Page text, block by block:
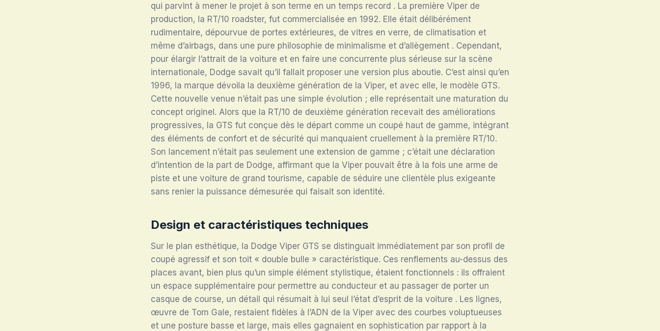
qui parvint à mener le projet à son terme en un temps record . La première Viper de
production, la RT/10 roadster, fut commercialisée en 1992. Elle était délibérément
rudimentaire, dépourvue de portes extérieures, de vitres en verre, de climatisation et
même d’airbags, dans une pure philosophie de minimalisme et d’allègement . Cependant,
pour élargir l’attrait de la voiture et en faire une concurrente plus sérieuse sur la scène
internationale, Dodge savait qu’il fallait proposer une version plus aboutie. C’est ainsi qu’en
1996, la marque dévoila la deuxième génération de la Viper, et avec elle, le modèle GTS.
Cette nouvelle venue n’était pas une simple évolution ; elle représentait une maturation du
concept originel. Alors que la RT/10 de deuxième génération recevait des améliorations
progressives, la GTS fut conçue dès le départ comme un coupé haut de gamme, intégrant
des éléments de confort et de sécurité qui manquaient cruellement à la première RT/10.
Son lancement n’était pas seulement une extension de gamme ; c’était une déclaration
d’intention de la part de Dodge, affirmant que la Viper pouvait être à la fois une arme de
piste et une voiture de grand tourisme, capable de séduire une clientèle plus exigeante
sans renier la puissance démesurée qui faisait son identité.
Design et caractéristiques techniques
Sur le plan esthétique, la Dodge Viper GTS se distinguait immédiatement par son profil de
coupé agressif et son toit « double bulle » caractéristique. Ces renflements au-dessus des
places avant, bien plus qu’un simple élément stylistique, étaient fonctionnels : ils offraient
un espace supplémentaire pour permettre au conducteur et au passager de porter un
casque de course, un détail qui résumait à lui seul l’état d’esprit de la voiture . Les lignes,
œuvre de Tom Gale, restaient fidèles à l’ADN de la Viper avec des courbes voluptueuses
et une posture basse et large, mais elles gagnaient en sophistication par rapport à la